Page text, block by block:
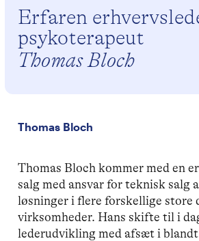
Erfaren
psykoterapeut
Thomas Bloch
Thomas Bloch
Thomas Bloch kommer med en
salg med ansvar for teknisk salg
løsninger i flere forskellige store
virksomheder. Hans skifte til i
lederudvikling med afsæt i